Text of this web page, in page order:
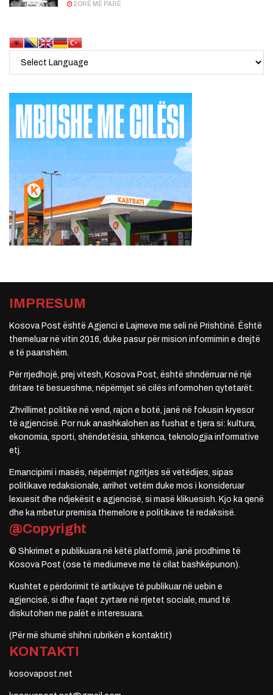
2 ORË MË PARË
IMPRESUM
Kosova Post është Agjenci e Lajmeve me seli në Prishtinë. Është
themeluar në vitin 2016, duke pasur për mision informimin e drejtë
e të paanshëm.
Për rrjedhojë, prej vitesh, Kosova Post, është shndërruar në një
dritare të besueshme, nëpërmjet së cilës informohen qytetarët.
Zhvillimet politike në vend, rajon e botë, janë në fokusin kryesor
të agjencisë. Por nuk anashkalohen as fushat e tjera si: kultura,
ekonomia, sporti, shëndetësia, shkenca, teknologjia informative
etj.
Emancipimi i masës, nëpërmjet ngritjes së vetëdijes, sipas
politikave redaksionale, arrihet vetëm duke mos i konsideruar
lexuesit dhe ndjekësit e agjencisë, si masë klikuesish. Kjo ka qenë
dhe ka mbetur premisa themelore e politikave të redaksisë.
@Copyright
© Shkrimet e publikuara në këtë platformë, janë prodhime të
Kosova Post (ose të mediumeve me të cilat bashkëpunon).
Kushtet e përdorimit të artikujve të publikuar në uebin e
agjencisë, si dhe faqet zyrtare në rrjetet sociale, mund të
diskutohen me palët e interesuara.
(Për më shumë shihni rubrikën e kontaktit)
KONTAKTI
kosovapost.net